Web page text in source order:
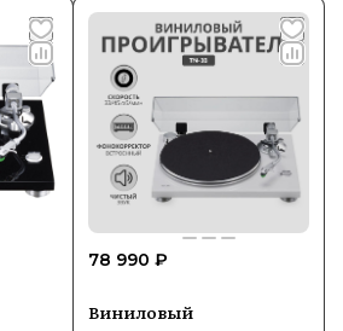
78 990 ₽
Виниловый